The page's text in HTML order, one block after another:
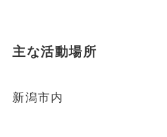
主な活動場所
新潟市内